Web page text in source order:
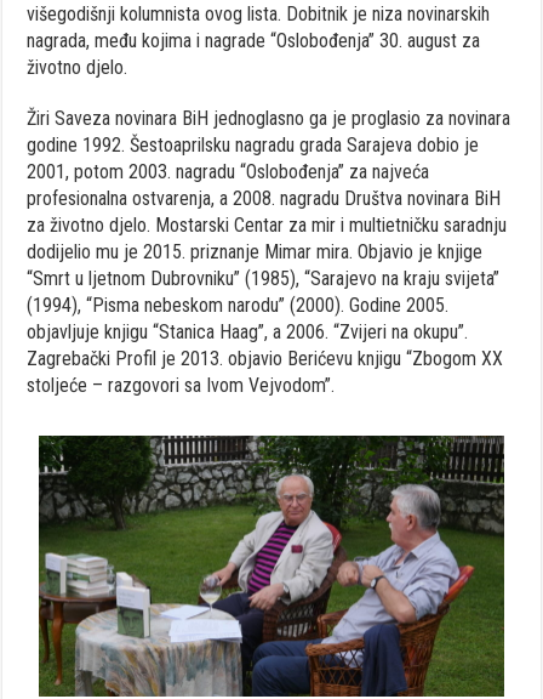
višegodišnji kolumnista ovog lista. Dobitnik je niza novinarskih
nagrada, među kojima i nagrade “Oslobođenja” 30. august za
životno djelo.
Žiri Saveza novinara BiH jednoglasno ga je proglasio za novinara
godine 1992. Šestoaprilsku nagradu grada Sarajeva dobio je
2001, potom 2003. nagradu “Oslobođenja” za najveća
profesionalna ostvarenja, a 2008. nagradu Društva novinara BiH
za životno djelo. Mostarski Centar za mir i multietničku saradnju
dodijelio mu je 2015. priznanje Mimar mira. Objavio je knjige
“Smrt u ljetnom Dubrovniku” (1985), “Sarajevo na kraju svijeta”
(1994), “Pisma nebeskom narodu” (2000). Godine 2005.
objavljuje knjigu “Stanica Haag”, a 2006. “Zvijeri na okupu”.
Zagrebački Profil je 2013. objavio Berićevu knjigu “Zbogom XX
stoljeće – razgovori sa Ivom Vejvodom”.